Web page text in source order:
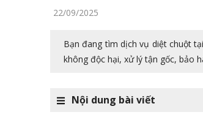
22/09/2025
Bạn đang tìm dịch vụ diệt chuột
không độc hại, xử lý tận gốc, bảo
Nội dung bài viết